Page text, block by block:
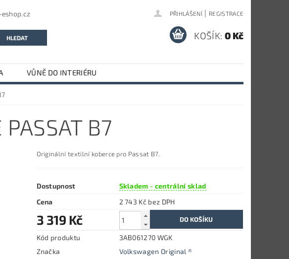
PŘIHLÁŠENÍ | REGISTRACE
KOŠÍK: 0 Kč
VŮNĚ DO INTERIÉRU
B7
Originální textilní koberce pro Passat B7.
Dostupnost
Skladem - centrální sklad
Cena
2 743 Kč bez DPH
3 319 Kč
Kód produktu
3AB061270 WGK
Značka
Volkswagen Original ®